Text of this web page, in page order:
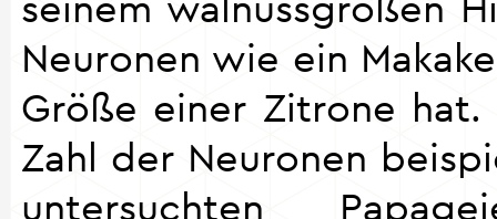
Neuronen wie ein
Größe einer Zitrone
Zahl der Neuronen
untersuchten